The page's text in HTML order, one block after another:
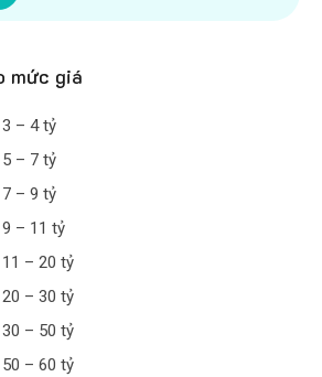
mức giá
3 – 4 tỷ
5 – 7 tỷ
7 – 9 tỷ
– 11 tỷ
– 20 tỷ
– 30 tỷ
– 50 tỷ
– 60 tỷ